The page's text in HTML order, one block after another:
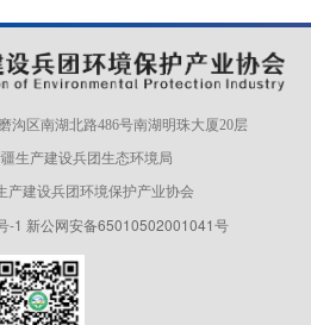
沟区南湖北路486号南湖明珠大厦20层
生产建设兵团生态环境局
产建设兵团环境保护产业协会
-1 新公网安备65010502001041号